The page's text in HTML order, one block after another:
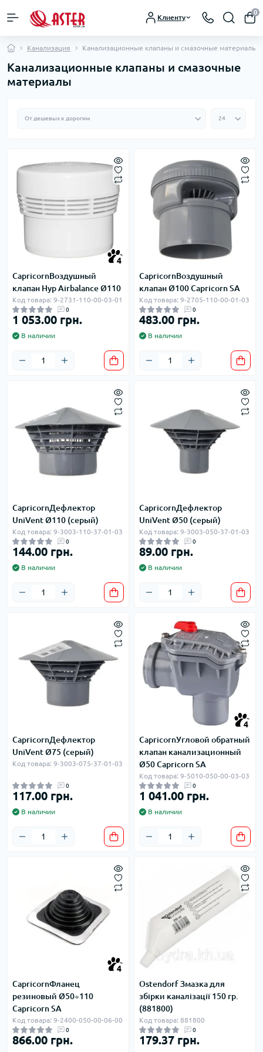
Клиенту
0
Канализация Канализационные клапаны и смазочные материалы
Канализационные клапаны и смазочные
материалы
4
CapricornВоздушный
клапан Hyp Airbalance Ø110
Код товара: 9-2731-110-00-03-01
0
1 053.00 грн.
В наличии
CapricornВоздушный
клапан Ø100 Capricorn SA
Код товара: 9-2705-110-00-01-03
0
483.00 грн.
В наличии
CapricornДефлектор
UniVent Ø110 (серый)
Код товара: 9-3003-110-37-01-03
0
144.00 грн.
В наличии
CapricornДефлектор
UniVent Ø50 (серый)
Код товара: 9-3003-050-37-01-03
0
89.00 грн.
В наличии
CapricornДефлектор
UniVent Ø75 (серый)
Код товара: 9-3003-075-37-01-03
0
117.00 грн.
В наличии
4
CapricornУгловой обратный
клапан канализационный
Ø50 Capricorn SA
Код товара: 9-5010-050-00-03-03
0
1 041.00 грн.
В наличии
4
CapricornФланец
резиновый Ø50÷110
Capricorn SA
Код товара: 9-2400-050-00-06-00
0
866.00 грн.
Ostendorf Змазка для
збірки каналізації 150 гр.
(881800)
Код товара: 881800
0
179.37 грн.